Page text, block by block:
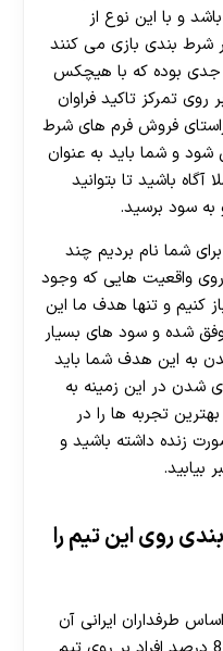
و با این نوع از
شرط بندی بازی می کنند
جدی بوده که با هیچکس
تمرکز تاکید فراوان
فروش فرم های شرط
و شما باید به عنوان
باشید تا بتوانید
به سود برسید.
شما نام بردیم چند
روی واقعیت هایی که وجود
کنیم و تنها هدف ما این
شده و سود های بسیار
به این هدف شما باید
شدن در این زمینه به
تجربه ها را در
زنده داشته باشید و
بیابید.
روی این تیم را
طرفداران ایرانی آن